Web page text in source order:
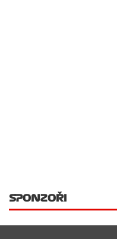
SPONZOŘI